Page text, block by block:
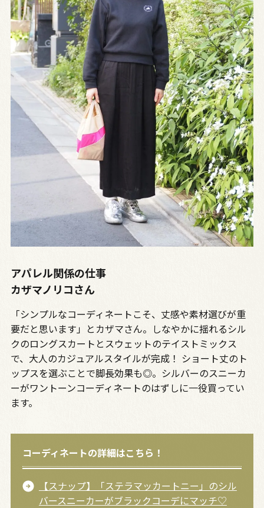
アパレル関係の仕事
カザマノリコさん
「シンプルなコーディネートこそ、丈感や素材選びが重
要だと思います」とカザマさん。しなやかに揺れるシル
クのロングスカートとスウェットのテイストミックス
で、大人のカジュアルスタイルが完成！ ショート丈のト
ップスを選ぶことで脚長効果も◎。シルバーのスニーカ
ーがワントーンコーディネートのはずしに一役買ってい
ます。
コーディネートの詳細はこちら！
【スナップ】「ステラマッカートニー」のシル
バースニーカーがブラックコーデにマッチ♡